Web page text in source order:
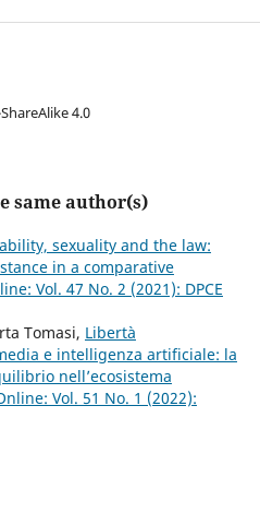
4.0
same author(s)
sexuality and the law:
in a comparative
Vol. 47 No. 2 (2021): DPCE
Tomasi, Libertà
e intelligenza artificiale: la
nell’ecosistema
Vol. 51 No. 1 (2022):